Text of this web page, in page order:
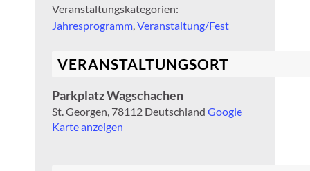
Veranstaltungskategorien:
Jahresprogramm Veranstaltung/Fest
VERANSTALTUNGSORT
Parkplatz Wagschachen
St. Georgen 78112 Deutschland Google
Karte anzeigen